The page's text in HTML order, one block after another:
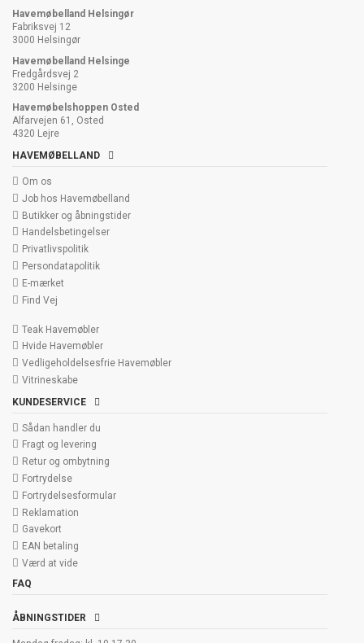
Havemøbelland Helsingør
Fabriksvej 12
3000 Helsingør
Havemøbelland Helsinge
Fredgårdsvej 2
3200 Helsinge
Havemøbelshoppen Osted
Alfarvejen 61, Osted
4320 Lejre
HAVEMØBELLAND
Om os
Job hos Havemøbelland
Butikker og åbningstider
Handelsbetingelser
Privatlivspolitik
Persondatapolitik
E-mærket
Find Vej
Teak Havemøbler
Hvide Havemøbler
Vedligeholdelsesfrie Havemøbler
Vitrineskabe
KUNDESERVICE
Sådan handler du
Fragt og levering
Retur og ombytning
Fortrydelse
Fortrydelsesformular
Reklamation
Gavekort
EAN betaling
Værd at vide
FAQ
ÅBNINGSTIDER